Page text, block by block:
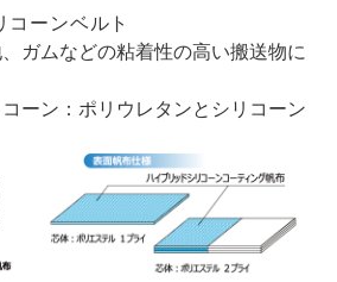
コーンベルト
ガムなどの粘着性の高い搬送物に
ーン：ポリウレタンとシリコーン